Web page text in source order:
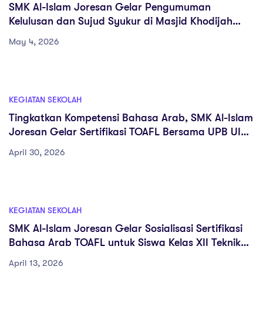
SMK Al-Islam Joresan Gelar Pengumuman
Kelulusan dan Sujud Syukur di Masjid Khodijah
May 4, 2026
KEGIATAN SEKOLAH
Tingkatkan Kompetensi Bahasa Arab, SMK Al-Islam
Joresan Gelar Sertifikasi TOAFL Bersama UPB UIN
April 30, 2026
KEGIATAN SEKOLAH
SMK Al-Islam Joresan Gelar Sosialisasi Sertifikasi
Bahasa Arab TOAFL untuk Siswa Kelas XII Teknik
April 13, 2026